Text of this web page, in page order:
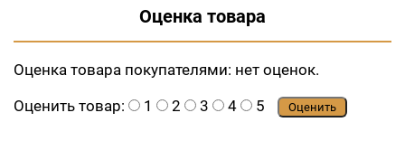
Оценка товара
Оценка товара покупателями: нет оценок.
Оценить товар:
1 2 3 4 5 Оценить